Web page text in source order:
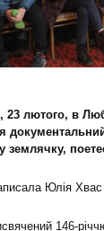
23 лютого, в
землячку,
Юлія
146-